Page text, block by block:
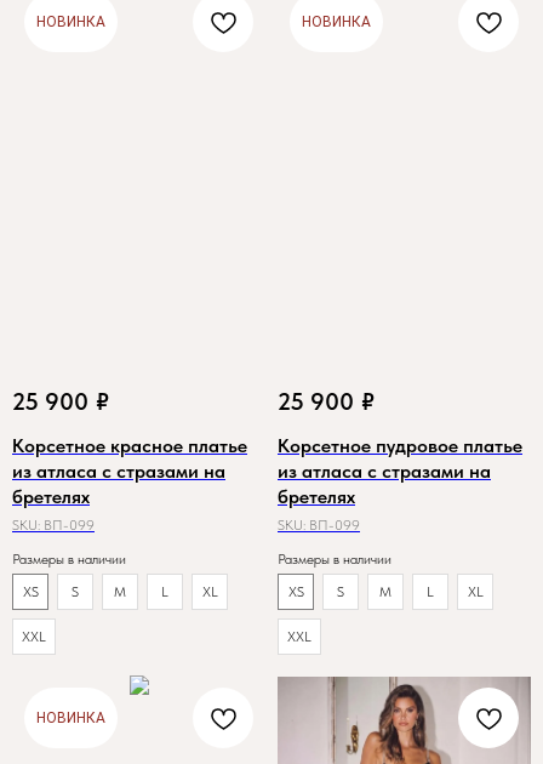
НОВИНКА
25 900 ₽
Корсетное красное платье
из атласа с стразами на
бретелях
SKU: ВП-099
Размеры в наличии
XS
S M L XL
XXL
НОВИНКА
25 900 ₽
Корсетное пудровое платье
из атласа с стразами на
бретелях
SKU: ВП-099
Размеры в наличии
XS
S M L XL
XXL
НОВИНКА